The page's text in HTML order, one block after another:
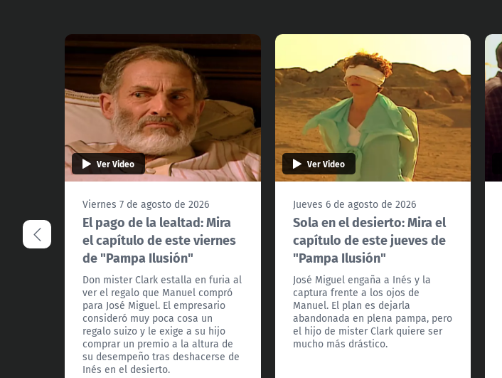
Ver Video
Viernes 7 de agosto de 2026
El pago de la lealtad: Mira
el capítulo de este viernes
de "Pampa Ilusión"
Don mister Clark estalla en furia al
ver el regalo que Manuel compró
para José Miguel. El empresario
consideró muy poca cosa un
regalo suizo y le exige a su hijo
comprar un premio a la altura de
su desempeño tras deshacerse de
Inés en el desierto.
Ver Video
Jueves 6 de agosto de 2026
Sola en el desierto: Mira el
capítulo de este jueves de
"Pampa Ilusión"
José Miguel engaña a Inés y la
captura frente a los ojos de
Manuel. El plan es dejarla
abandonada en plena pampa, pero
el hijo de mister Clark quiere ser
mucho más drástico.